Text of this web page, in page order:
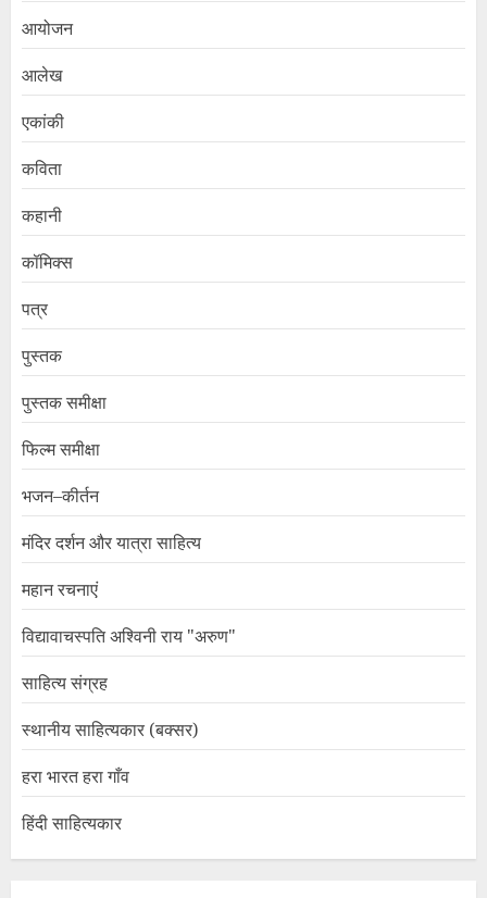
आयोजन
आलेख
एकांकी
कविता
कहानी
कॉमिक्स
पत्र
पुस्तक
पुस्तक समीक्षा
फिल्म समीक्षा
भजन–कीर्तन
मंदिर दर्शन और यात्रा साहित्य
महान रचनाएं
विद्यावाचस्पति अश्विनी राय "अरुण"
साहित्य संग्रह
स्थानीय साहित्यकार (बक्सर)
हरा भारत हरा गाँव
हिंदी साहित्यकार